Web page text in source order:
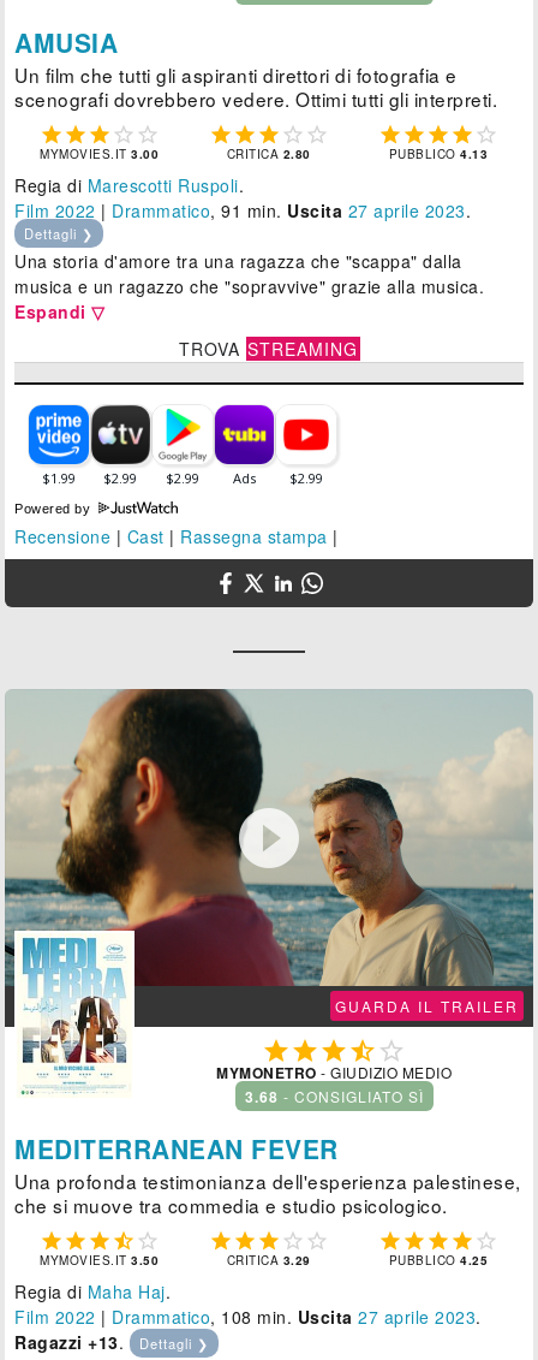
AMUSIA
Un film che tutti gli aspiranti direttori di fotografia e
scenografi dovrebbero vedere. Ottimi tutti gli interpreti.
    
MYMOVIES.IT3.00
    
CRITICA 2.80
    
PUBBLICO4.13
Regia di Marescotti Ruspoli.
Film 2022 | Drammatico, 91 min. Uscita 27 aprile 2023.
Dettagli ❯
Una storia d'amore tra una ragazza che "scappa" dalla
musica e un ragazzo che "sopravvive" grazie alla musica.
Espandi ▽
TROVA STREAMING
Powered by
Recensione | Cast | Rassegna stampa |

GUARDA IL TRAILER
 
MYMONETRO - GIUDIZIO MEDIO
3.68 - CONSIGLIATO SÌ
MEDITERRANEAN FEVER
Una profonda testimonianza dell'esperienza palestinese,
che si muove tra commedia e studio psicologico.
    
MYMOVIES.IT3.50
    
CRITICA 3.29
    
PUBBLICO4.25
Regia di Maha Haj.
Film 2022 | Drammatico, 108 min. Uscita 27 aprile 2023.
Ragazzi +13. Dettagli ❯